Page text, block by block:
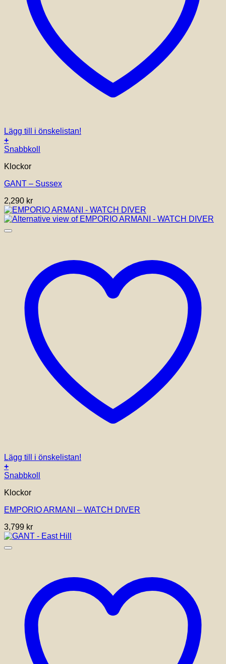
Lägg till i önskelistan!
+
Snabbkoll
Klockor
GANT – Sussex
2,290 kr
Lägg till i önskelistan!
+
Snabbkoll
Klockor
EMPORIO ARMANI – WATCH DIVER
3,799 kr